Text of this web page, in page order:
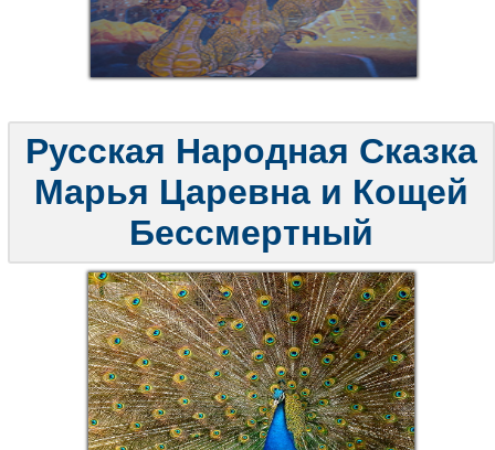
Русская Народная Сказка
Марья Царевна и Кощей
Бессмертный